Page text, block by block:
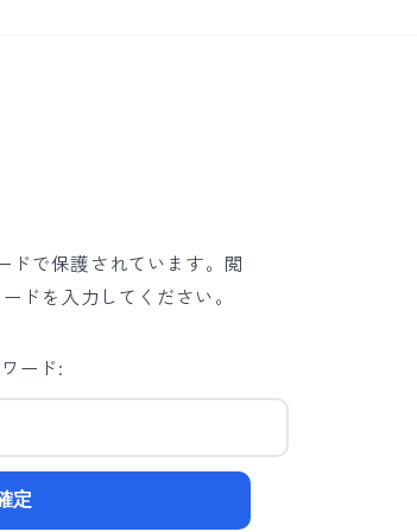
ドで保護されています。閲
ドを入力してください。
ード: